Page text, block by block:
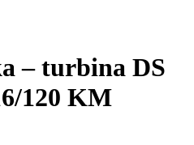
– turbina DS
120 KM